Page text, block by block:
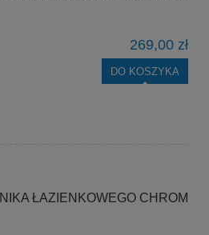
269,00 zł
DO KOSZYKA
ŁAZIENKOWEGO CHROM